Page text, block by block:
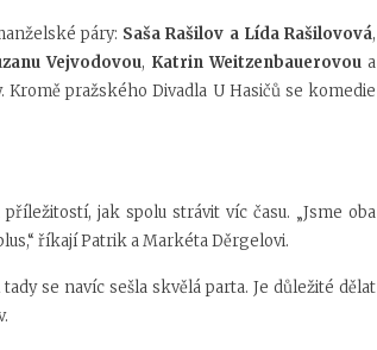
páry: Saša Rašilov a Lída Rašilovová,
Vejvodovou, Katrin Weitzenbauerovou a
pražského Divadla U Hasičů se komedie
jak spolu strávit víc času. „Jsme oba
říkají Patrik a Markéta Děrgelovi.
se navíc sešla skvělá parta. Je důležité dělat